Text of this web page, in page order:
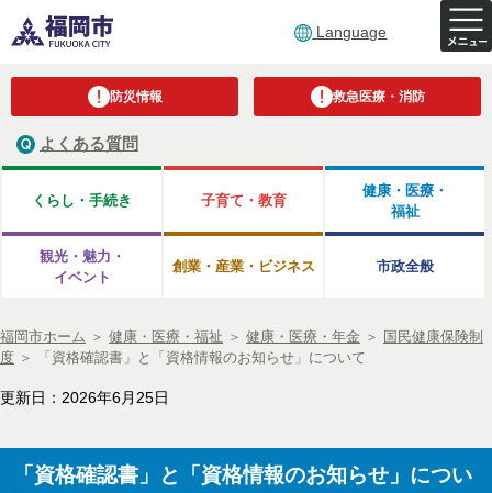
Language
防災情報 救急医療・消防
よくある質問
くらし・手続き 子育て・教育
健康・医療・
福祉
観光・魅力・
イベント
創業・産業・ビジネス 市政全般
福岡市ホーム ＞ 健康・医療・福祉 ＞ 健康・医療・年金 ＞ 国民健康保険制
度 ＞ 「資格確認書」と「資格情報のお知らせ」について
更新日：2026年6月25日
「資格確認書」と「資格情報のお知らせ」につい